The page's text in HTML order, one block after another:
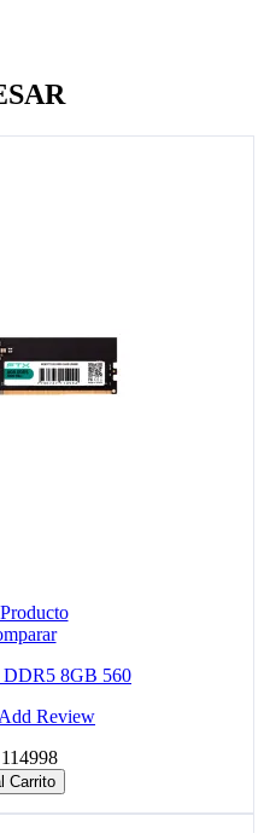
8GB 560
Add Review
114998
Carrito